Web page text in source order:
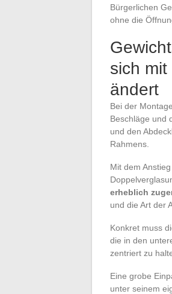
Bürgerlichen
ohne die
sich
ändert
Bei der
Beschläge und
und den
Rahmens.
Mit dem
erheblich
und die Art der
Konkret muss
die in den
zentriert zu
Eine grobe
unter seinem